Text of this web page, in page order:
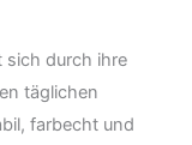
sich durch ihre
täglichen
farbecht und